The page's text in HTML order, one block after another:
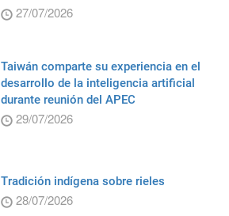
27/07/2026
Taiwán comparte su experiencia en el
desarrollo de la inteligencia artificial
durante reunión del APEC
29/07/2026
Tradición indígena sobre rieles
28/07/2026